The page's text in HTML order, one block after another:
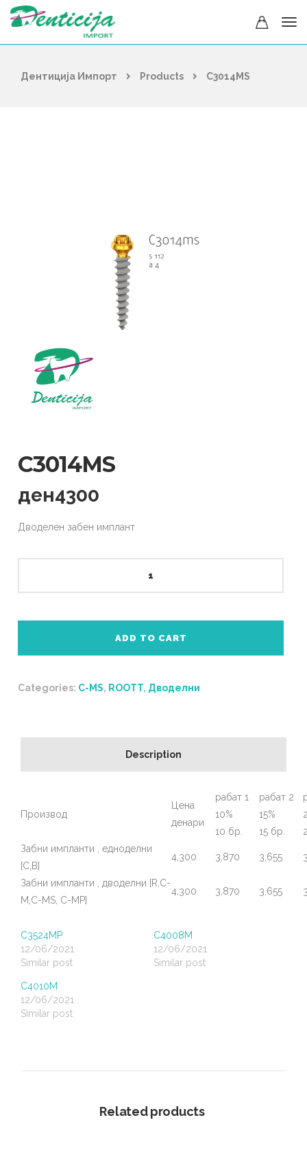
Дентиција Импорт Products C3014MS
C3014MS
ден4300
Дводелен забен имплант
ADD TO CART
Categories: C-MS, ROOTT, Дводелни
Description
Производ
Цена
денари
рабат 1 рабат 2
10%
15%
10 бр.
15 бр.
Забни импланти , едноделни
[C,B]
4,300 3,870 3,655
Забни импланти , дводелни [R,C-
M,C-MS, C-MP]
4,300 3,870 3,655
C3524MP
12/06/2021
Similar post
C4008M
12/06/2021
Similar post
C4010M
12/06/2021
Similar post
Related products